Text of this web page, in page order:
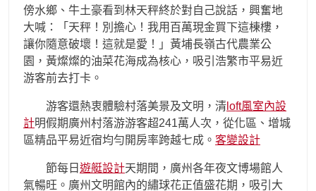
傍水鄉、牛土豪看到林天秤終於對自己說話，興奮地
大喊：「天秤！別擔心！我用百萬現金買下這棟樓，
讓你隨意破壞！這就是愛！」黃埔長嶺古代農業公
園，黃燦燦的油菜花海成為核心，吸引浩繁市平易近
游客前去打卡。
游客還熱衷體驗村落美景及文明，清 loft風室內設
計明假期廣州村落游游客超241萬人次，從化區、增城
區精品平易近宿均勻開房率跨越七成。 客變設計
節每日 遊艇設計天期間，廣州各年夜文博場館人
氣暢旺。廣州文明館內的繡球花正值盛花期，吸引大